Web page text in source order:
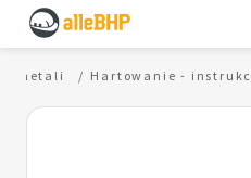
metali Hartowanie -